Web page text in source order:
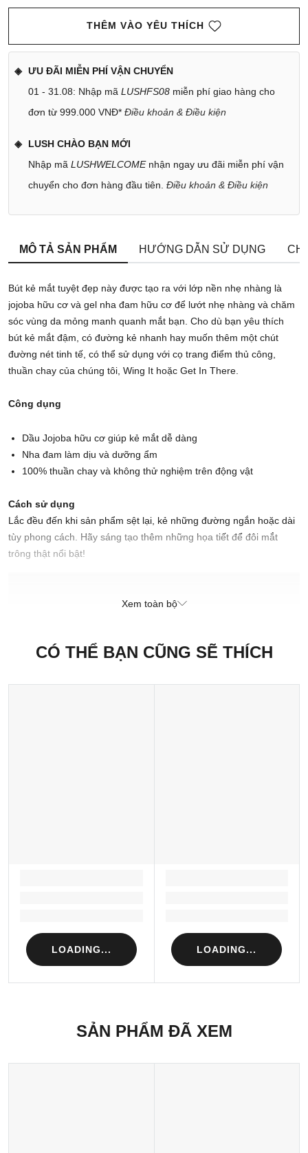
THÊM VÀO YÊU THÍCH
ƯU ĐÃI MIỄN PHÍ VẬN CHUYỂN
01 - 31.08: Nhập mã LUSHFS08 miễn phí giao hàng cho
đơn từ 999.000 VNĐ* Điều khoản & Điều kiện
LUSH CHÀO BẠN MỚI
Nhập mã LUSHWELCOMEnhận ngay ưu đãi miễn phí vận
chuyển cho đơn hàng đầu tiên. Điều khoản & Điều kiện
MÔ TẢ SẢN PHẨM HƯỚNG DẪN SỬ DỤNG
Bút kẻ mắt tuyệt đẹp này được tạo ra với lớp nền nhẹ nhàng là
jojoba hữu cơ và gel nha đam hữu cơ để lướt nhẹ nhàng và chăm
sóc vùng da mỏng manh quanh mắt bạn. Cho dù bạn yêu thích
bút kẻ mắt đậm, có đường kẻ nhanh hay muốn thêm một chút
đường nét tinh tế, có thể sử dụng với cọ trang điểm thủ công,
thuần chay của chúng tôi, Wing It hoặc Get In There.
Công dụng
Dầu Jojoba hữu cơ giúp kẻ mắt dễ dàng
Nha đam làm dịu và dưỡng ẩm
100% thuần chay và không thử nghiệm trên động vật
Cách sử dụng
Lắc đều đến khi sản phẩm sệt lại, kẻ những đường ngắn hoặc dài
tùy phong cách. Hãy sáng tạo thêm những họa tiết để đôi mắt
trông thật nổi bật!
Xem toàn bộ
CÓ THỂ BẠN CŨNG SẼ THÍCH
LOADING... LOADING...
SẢN PHẨM ĐÃ XEM